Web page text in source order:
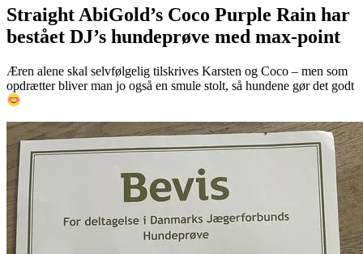
Straight AbiGold’s Coco Purple Rain har
bestået DJ’s hundeprøve med max-point
Æren alene skal selvfølgelig tilskrives Karsten og Coco – men som
opdrætter bliver man jo også en smule stolt, så hundene gør det godt